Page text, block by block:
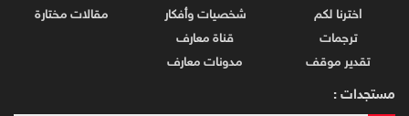
اخترنا لكم
ترجمات
تقدير موقف
شخصيات وأفكار
قناة معارف
مدونات معارف
مقالات مختارة
مستجدات :